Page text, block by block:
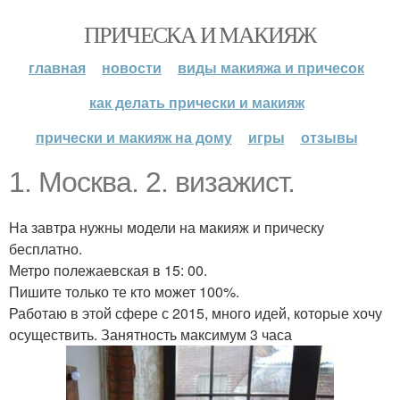
ПРИЧЕСКА И МАКИЯЖ
главная новости
виды макияжа и причесок
как делать прически и макияж
прически и макияж на дому
игры отзывы
1. Москва. 2. визажист.
На завтра нужны модели на макияж и прическу
бесплатно.
Метро полежаевская в 15: 00.
Пишите только те кто может 100%.
Работаю в этой сфере с 2015, много идей, которые хочу
осуществить. Занятность максимум 3 часа